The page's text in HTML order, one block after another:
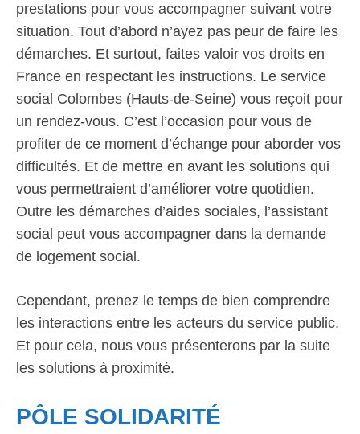
prestations pour vous accompagner suivant votre
situation. Tout d’abord n’ayez pas peur de faire les
démarches. Et surtout, faites valoir vos droits en
France en respectant les instructions. Le service
social Colombes (Hauts-de-Seine) vous reçoit pour
un rendez-vous. C’est l’occasion pour vous de
profiter de ce moment d’échange pour aborder vos
difficultés. Et de mettre en avant les solutions qui
vous permettraient d’améliorer votre quotidien.
Outre les démarches d’aides sociales, l’assistant
social peut vous accompagner dans la demande
de logement social.
Cependant, prenez le temps de bien comprendre
les interactions entre les acteurs du service public.
Et pour cela, nous vous présenterons par la suite
les solutions à proximité.
PÔLE SOLIDARITÉ